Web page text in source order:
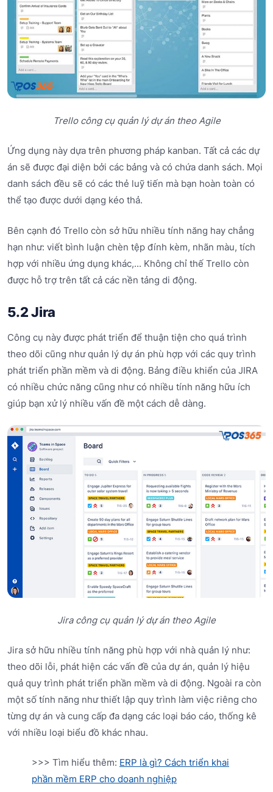
Trello công cụ quản lý dự án theo Agile
Ứng dụng này dựa trên phương pháp kanban. Tất cả các dự
án sẽ được đại diện bởi các bảng và có chứa danh sách. Mọi
danh sách đều sẽ có các thẻ luỹ tiến mà bạn hoàn toàn có
thể tạo được dưới dạng kéo thả.
Bên cạnh đó Trello còn sở hữu nhiều tính năng hay chẳng
hạn như: viết bình luận chèn tệp đính kèm, nhãn màu, tích
hợp với nhiều ứng dụng khác,... Không chỉ thế Trello còn
được hỗ trợ trên tất cả các nền tảng di động.
5.2 Jira
Công cụ này được phát triển để thuận tiện cho quá trình
theo dõi cũng như quản lý dự án phù hợp với các quy trình
phát triển phần mềm và di động. Bảng điều khiển của JIRA
có nhiều chức năng cũng như có nhiều tính năng hữu ích
giúp bạn xử lý nhiều vấn đề một cách dễ dàng.
Jira công cụ quản lý dự án theo Agile
Jira sở hữu nhiều tính năng phù hợp với nhà quản lý như:
theo dõi lỗi, phát hiện các vấn đề của dự án, quản lý hiệu
quả quy trình phát triển phần mềm và di động. Ngoài ra còn
một số tính năng như thiết lập quy trình làm việc riêng cho
từng dự án và cung cấp đa dạng các loại báo cáo, thống kê
với nhiều loại biểu đồ khác nhau.
>>> Tìm hiểu thêm: ERP là gì? Cách triển khai
phần mềm ERP cho doanh nghiệp